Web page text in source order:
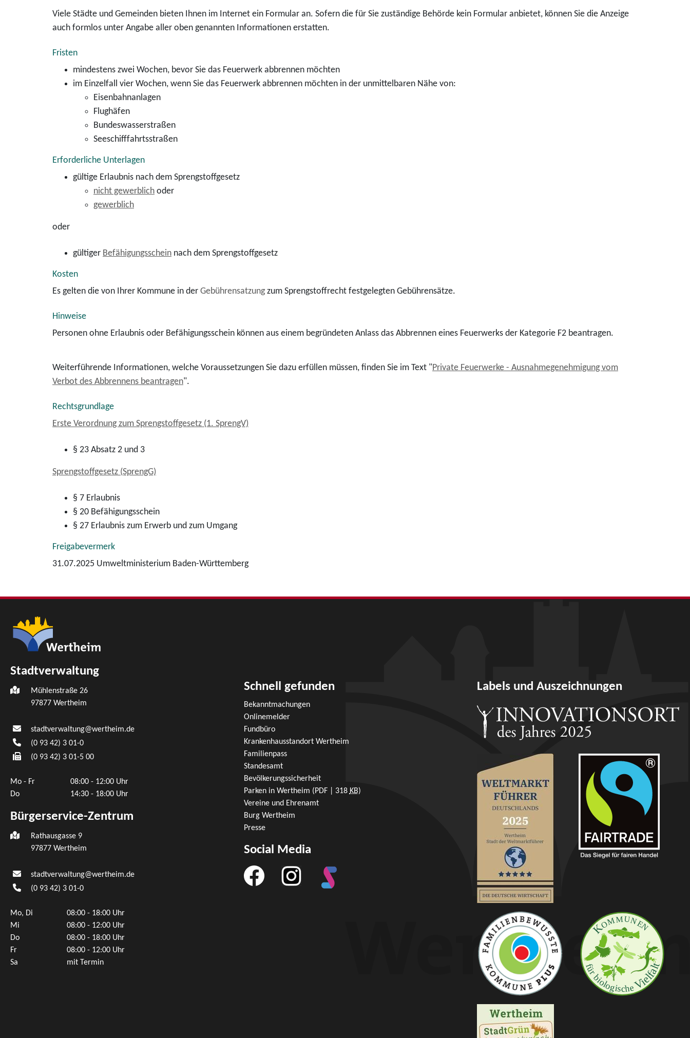
Viele Städte und Gemeinden bieten Ihnen im Internet ein Formular an. Sofern die für Sie zuständige Behörde kein Formular anbietet, können Sie die Anzeige
auch formlos unter Angabe aller oben genannten Informationen erstatten.
Fristen
mindestens zwei Wochen, bevor Sie das Feuerwerk abbrennen möchten
im Einzelfall vier Wochen, wenn Sie das Feuerwerk abbrennen möchten in der unmittelbaren Nähe von:
Eisenbahnanlagen
Flughäfen
Bundeswasserstraßen
Seeschifffahrtsstraßen
Erforderliche Unterlagen
gültige Erlaubnis nach dem Sprengstoffgesetz
nicht gewerblich oder
gewerblich
oder
gültiger Befähigungsschein nach dem Sprengstoffgesetz
Kosten
Es gelten die von Ihrer Kommune in der Gebührensatzungzum Sprengstoffrecht festgelegten Gebührensätze.
Hinweise
Personen ohne Erlaubnis oder Befähigungsschein können aus einem begründeten Anlass das Abbrennen eines Feuerwerks der Kategorie F2 beantragen.
Weiterführende Informationen, welche Voraussetzungen Sie dazu erfüllen müssen, finden Sie im Text "Private Feuerwerke - Ausnahmegenehmigung vom
Verbot des Abbrennens beantragen".
Rechtsgrundlage
Erste Verordnung zum Sprengstoffgesetz (1. SprengV)
§ 23 Absatz 2 und 3
Sprengstoffgesetz (SprengG)
§ 7 Erlaubnis
§ 20 Befähigungsschein
§ 27 Erlaubnis zum Erwerb und zum Umgang
Freigabevermerk
31.07.2025 Umweltministerium Baden-Württemberg
Stadtverwaltung
Mühlenstraße 26
97877 Wertheim
stadtverwaltung@wertheim.de
(0 93 42) 3 01-0
(0 93 42) 3 01-5 00
Mo - Fr
08:00 - 12:00 Uhr
Do
14:30 - 18:00 Uhr
Bürgerservice-Zentrum
Rathausgasse 9
97877 Wertheim
stadtverwaltung@wertheim.de
(0 93 42) 3 01-0
Mo, Di
08:00 - 18:00 Uhr
Mi
08:00 - 12:00 Uhr
Do
08:00 - 18:00 Uhr
Fr
08:00 - 12:00 Uhr
Sa
mit Termin
Schnell gefunden
Bekanntmachungen
Onlinemelder
Fundbüro
Krankenhausstandort Wertheim
Familienpass
Standesamt
Bevölkerungssicherheit
Parken in Wertheim (PDF | 318 KB)
Vereine und Ehrenamt
Burg Wertheim
Presse
Social Media
Labels und Auszeichnungen